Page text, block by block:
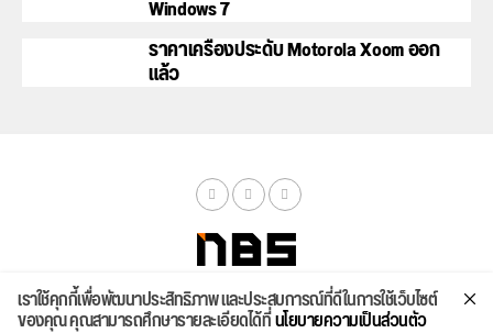
Windows 7
ราคาเครื่องประดับ Motorola Xoom ออก
แล้ว
จัดสเปค ค้นหา บทความ รีวิวล่าสุด บทความยอดนิยม ติดต่อเรา
เราใช้คุกกี้เพื่อพัฒนาประสิทธิภาพ และประสบการณ์ที่ดีในการใช้เว็บไซต์
ของคุณ คุณสามารถศึกษารายละเอียดได้ที่นโยบายความเป็นส่วนตัว